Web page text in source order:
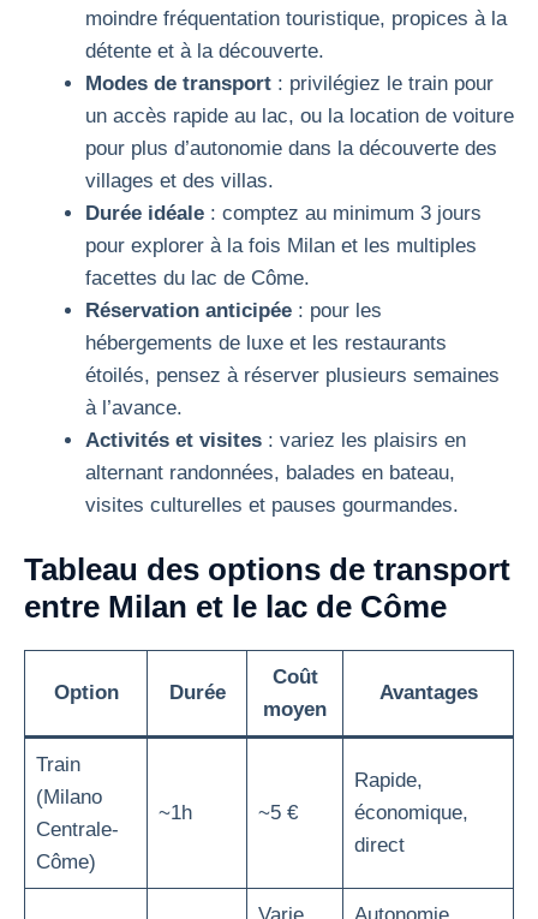
moindre fréquentation touristique, propices à la
détente et à la découverte.
Modes de transport : privilégiez le train pour
un accès rapide au lac, ou la location de voiture
pour plus d’autonomie dans la découverte des
villages et des villas.
Durée idéale : comptez au minimum 3 jours
pour explorer à la fois Milan et les multiples
facettes du lac de Côme.
Réservation anticipée : pour les
hébergements de luxe et les restaurants
étoilés, pensez à réserver plusieurs semaines
à l’avance.
Activités et visites : variez les plaisirs en
alternant randonnées, balades en bateau,
visites culturelles et pauses gourmandes.
Tableau des options de transport
entre Milan et le lac de Côme
Option Durée
Coût
moyen
Avantages
Train
(Milano
Centrale-
Côme)
~1h ~5 €
Rapide,
économique,
direct